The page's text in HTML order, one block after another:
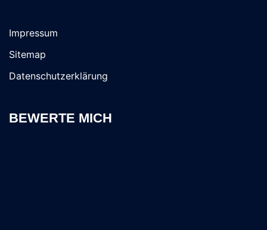
Impressum
Sitemap
Datenschutzerklärung
BEWERTE MICH